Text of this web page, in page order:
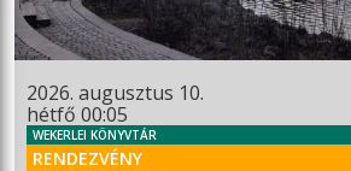
2026. augusztus 10.
hétfő 00:05
WEKERLEI KÖNYVTÁR
RENDEZVÉNY